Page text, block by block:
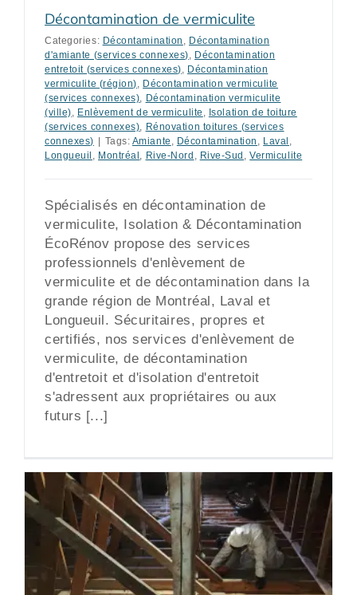
Décontamination de vermiculite
Categories: Décontamination , Décontamination
d'amiante (services connexes), Décontamination
entretoit (services connexes), Décontamination
vermiculite (région), Décontamination vermiculite
(services connexes), Décontamination vermiculite
(ville), Enlèvement de vermiculite , Isolation de toiture
(services connexes), Rénovation toitures (services
connexes)
Tags: Amiante , Décontamination , Laval ,
Longueuil , Montréal , Rive-Nord , Rive-Sud ,Vermiculite
Spécialisés en décontamination de
vermiculite, Isolation & Décontamination
ÉcoRénov propose des services
professionnels d'enlèvement de
vermiculite et de décontamination dans la
grande région de Montréal, Laval et
Longueuil. Sécuritaires, propres et
certifiés, nos services d'enlèvement de
vermiculite, de décontamination
d'entretoit et d'isolation d'entretoit
s'adressent aux propriétaires ou aux
futurs [...]